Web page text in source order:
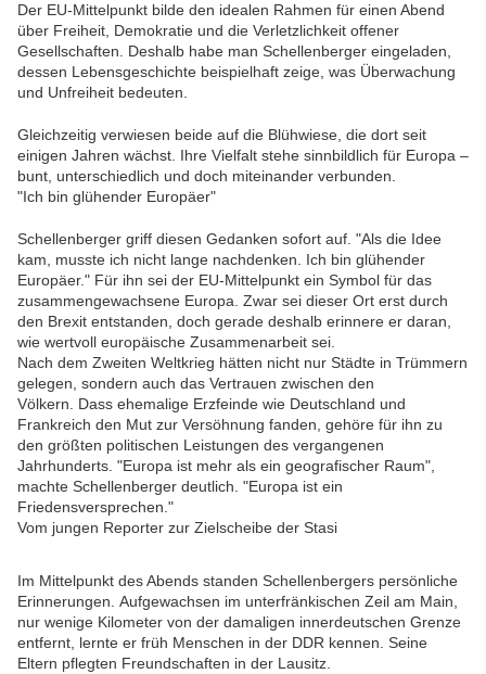
Der EU-Mittelpunkt bilde den idealen Rahmen für einen Abend
über Freiheit, Demokratie und die Verletzlichkeit offener
Gesellschaften. Deshalb habe man Schellenberger eingeladen,
dessen Lebensgeschichte beispielhaft zeige, was Überwachung
und Unfreiheit bedeuten.
Gleichzeitig verwiesen beide auf die Blühwiese, die dort seit
einigen Jahren wächst. Ihre Vielfalt stehe sinnbildlich für Europa –
bunt, unterschiedlich und doch miteinander verbunden.
"Ich bin glühender Europäer"
Schellenberger griff diesen Gedanken sofort auf. "Als die Idee
kam, musste ich nicht lange nachdenken. Ich bin glühender
Europäer." Für ihn sei der EU-Mittelpunkt ein Symbol für das
zusammengewachsene Europa. Zwar sei dieser Ort erst durch
den Brexit entstanden, doch gerade deshalb erinnere er daran,
wie wertvoll europäische Zusammenarbeit sei.
Nach dem Zweiten Weltkrieg hätten nicht nur Städte in Trümmern
gelegen, sondern auch das Vertrauen zwischen den
Völkern. Dass ehemalige Erzfeinde wie Deutschland und
Frankreich den Mut zur Versöhnung fanden, gehöre für ihn zu
den größten politischen Leistungen des vergangenen
Jahrhunderts. "Europa ist mehr als ein geografischer Raum",
machte Schellenberger deutlich. "Europa ist ein
Friedensversprechen."
Vom jungen Reporter zur Zielscheibe der Stasi
Im Mittelpunkt des Abends standen Schellenbergers persönliche
Erinnerungen. Aufgewachsen im unterfränkischen Zeil am Main,
nur wenige Kilometer von der damaligen innerdeutschen Grenze
entfernt, lernte er früh Menschen in der DDR kennen. Seine
Eltern pflegten Freundschaften in der Lausitz.